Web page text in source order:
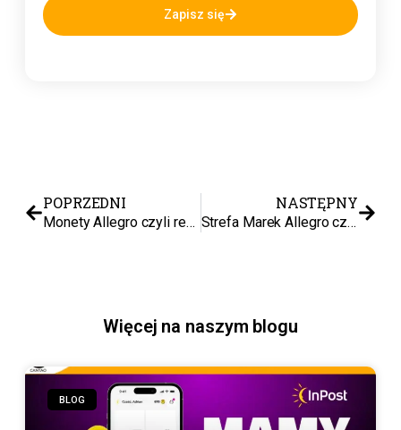
Zapisz się
POPRZEDNI
Monety Allegro czyli realny booster sprzedaży czy sprytnie ukryty koszt dla sprzedawcy?
NASTĘPNY
Strefa Marek Allegro czyli elitarna galeria handlowa czy realny game-changer dla marek?
Więcej na naszym blogu
BLOG